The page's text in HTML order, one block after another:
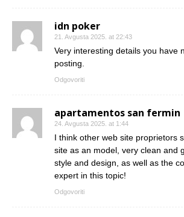
idn poker
21. Avgusta 2025. at 22:43
Very interesting details you have
posting.
Odgovoriti
apartamentos san fermin
24. Avgusta 2025. at 1:44
I think other web site proprietors
site as an model, very clean and
style and design, as well as the
expert in this topic!
Odgovoriti